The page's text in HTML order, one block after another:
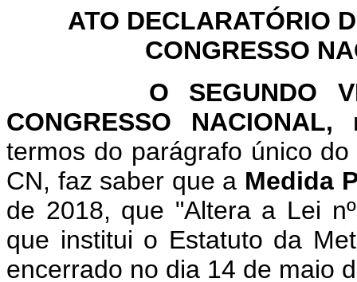
ATO DECLARATÓRIO
CONGRESSO
O SEGUNDO VICE-
CONGRESSO NACIONAL,
termos do parágrafo único
CN, faz saber que a Medida
de 2018, que "Altera a Lei
que institui o Estatuto da
encerrado no dia 14 de maio